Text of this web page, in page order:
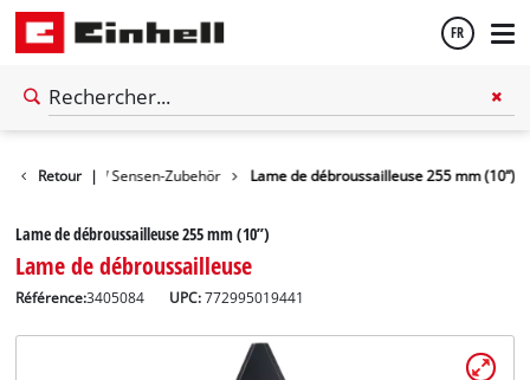
FR
Retour |
Trimmer- / Sensen-Zubehör Lame de débroussailleuse 255 mm (10”)
Lame de débroussailleuse 255 mm (10”)
Lame de débroussailleuse
Référence:3405084 UPC:772995019441